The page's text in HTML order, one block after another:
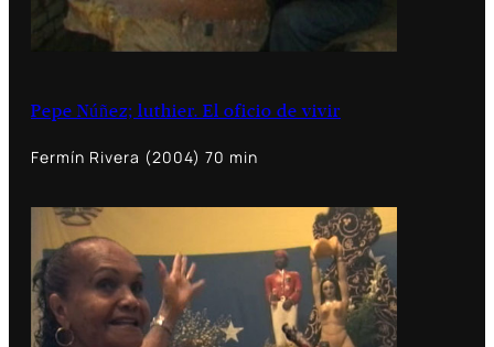
Pepe Núñez; luthier. El oficio de vivir
Fermín Rivera (2004) 70 min